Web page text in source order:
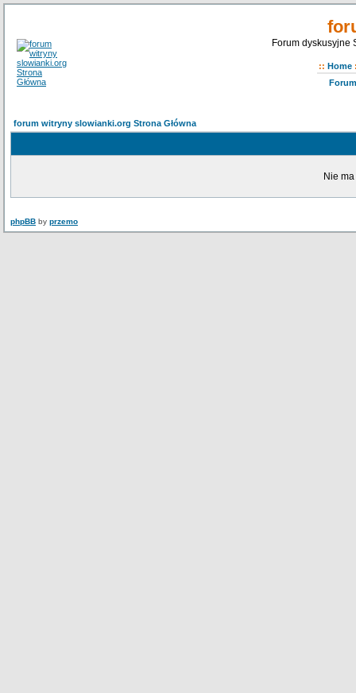
Forum dyskusyjne
:: Home
Forum
forum witryny slowianki.org Strona Główna
Nie
phpBB by przemo